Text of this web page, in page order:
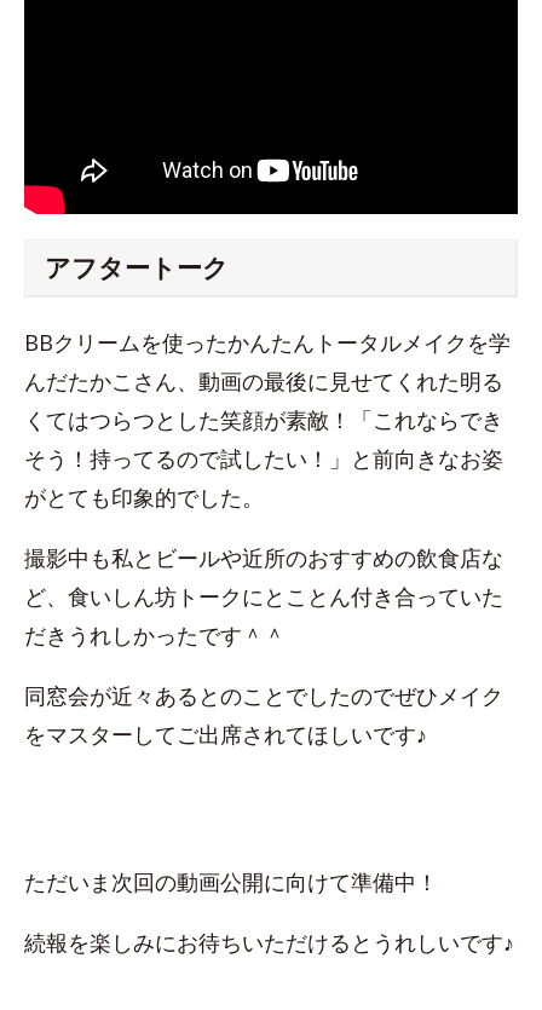
アフタートーク
BBクリームを使ったかんたんトータルメイクを学
んだたかこさん、動画の最後に見せてくれた明る
くてはつらつとした笑顔が素敵！「これならでき
そう！持ってるので試したい！」と前向きなお姿
がとても印象的でした。
撮影中も私とビールや近所のおすすめの飲食店な
ど、食いしん坊トークにとことん付き合っていた
だきうれしかったです＾＾
同窓会が近々あるとのことでしたのでぜひメイク
をマスターしてご出席されてほしいです♪
ただいま次回の動画公開に向けて準備中！
続報を楽しみにお待ちいただけるとうれしいです♪